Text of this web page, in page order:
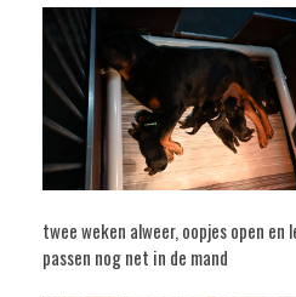
twee weken alweer, oopjes open en
passen nog net in de mand